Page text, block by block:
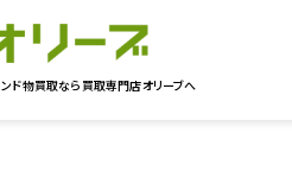
ド物買取なら 買取専門店オリーブへ